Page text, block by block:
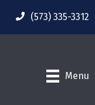
(573) 335-3312
Menu